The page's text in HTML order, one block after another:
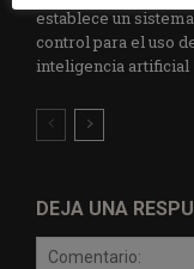
establece un
control para el uso
inteligencia artificial
DEJA UNA